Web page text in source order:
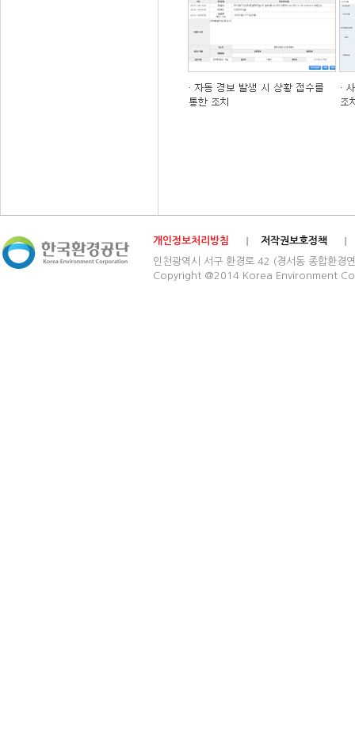
개인정보처리방침
저작권보호정책
인천광역시 서구 환경로 42 (경서동 종합
Copyright @2014 Korea Environment